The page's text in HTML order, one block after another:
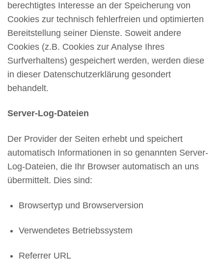
berechtigtes Interesse an der Speicherung von
Cookies zur technisch fehlerfreien und optimierten
Bereitstellung seiner Dienste. Soweit andere
Cookies (z.B. Cookies zur Analyse Ihres
Surfverhaltens) gespeichert werden, werden diese
in dieser Datenschutzerklärung gesondert
behandelt.
Server-Log-Dateien
Der Provider der Seiten erhebt und speichert
automatisch Informationen in so genannten Server-
Log-Dateien, die Ihr Browser automatisch an uns
übermittelt. Dies sind:
Browsertyp und Browserversion
Verwendetes Betriebssystem
Referrer URL